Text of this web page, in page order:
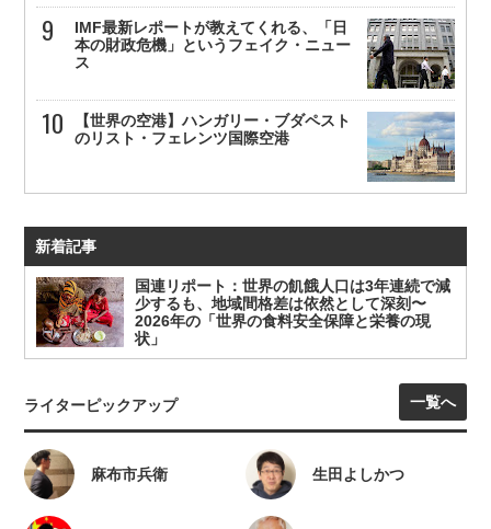
IMF最新レポートが教えてくれる、「日
本の財政危機」というフェイク・ニュー
ス
【世界の空港】ハンガリー・ブダペスト
のリスト・フェレンツ国際空港
新着記事
国連リポート：世界の飢餓人口は3年連続で減
少するも、地域間格差は依然として深刻〜
2026年の「世界の食料安全保障と栄養の現
状」
ライターピックアップ 一覧へ
麻布市兵衛 生田よしかつ